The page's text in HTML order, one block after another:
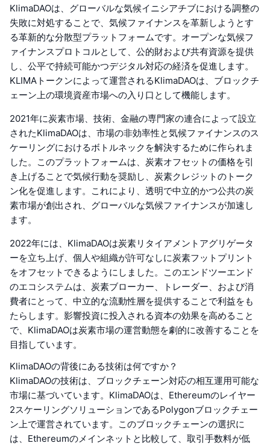
KlimaDAOは、グローバルな気候イニシアチブにおける調整の
失敗に対処することで、気候ファイナンスを革新しようとす
る革新的な分散型プラットフォームです。オープンな気候フ
ァイナンスプロトコルとして、公的財および共有資源を提供
し、公平で持続可能かつデジタル対応の経済を促進します。
KLIMAトークンによって運営されるKlimaDAOは、ブロックチ
ェーン上の環境資産市場への入り口として機能します。
2021年に炭素市場、技術、金融の専門家の連合によって設立
されたKlimaDAOは、市場の非効率性と気候ファイナンスのス
ケーリングにおけるボトルネックを解決するために作られま
した。このプラットフォームは、炭素オフセットの価格を引
き上げることで気候行動を奨励し、炭素クレジットのトーク
ン化を促進します。これにより、透明で中立的かつ公共の炭
素市場が創出され、グローバルな気候ファイナンスが加速し
ます。
2022年には、KlimaDAOは炭素リタイアメントアグリゲータ
ーを立ち上げ、個人や組織が許可なしに炭素フットプリント
をオフセットできるようにしました。このエンドツーエンド
のエコシステムは、炭素ブローカー、トレーダー、および消
費者にとって、中立的な流動性層を提供することで利益をも
たらします。影響投資に投入される資本の効果を高めること
で、KlimaDAOは炭素市場の運営動態を劇的に改善することを
目指しています。
KlimaDAOの背後にある技術は何ですか？
KlimaDAOの技術は、ブロックチェーン対応の相互運用可能な
市場に基づいています。KlimaDAOは、Ethereumのレイヤー
2スケーリングソリューションであるPolygonブロックチェー
ン上で運営されています。このブロックチェーンの選択に
は、Ethereumのメインネットと比較して、取引手数料が低